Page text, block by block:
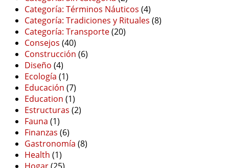
Categoría: Términos Náuticos (4)
Categoría: Tradiciones y Rituales (8)
Categoría: Transporte(20)
Consejos (40)
Construcción (6)
Diseño (4)
Ecología (1)
Educación (7)
Education (1)
Estructuras (2)
Fauna (1)
Finanzas (6)
Gastronomía (8)
Health (1)